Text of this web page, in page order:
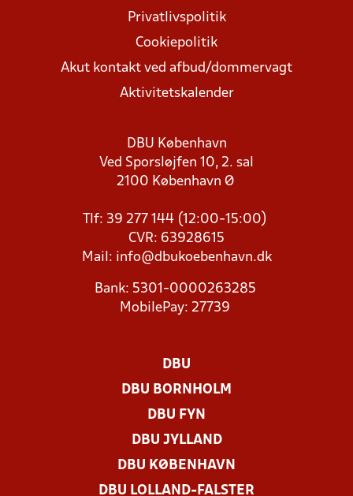
Privatlivspolitik
Cookiepolitik
Akut kontakt ved afbud/dommervagt
Aktivitetskalender
DBU København
Ved Sporsløjfen 10, 2. sal
2100 København Ø
Tlf: 39 277 144 (12:00-15:00)
CVR: 63928615
Mail: info@dbukoebenhavn.dk
Bank: 5301-0000263285
MobilePay: 27739
DBU
DBU BORNHOLM
DBU FYN
DBU JYLLAND
DBU KØBENHAVN
DBU LOLLAND-FALSTER